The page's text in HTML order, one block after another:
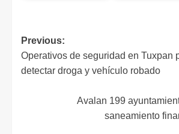
Previous:
Operativos de seguridad en Tuxpan
detectar droga y vehículo robado
Avalan 199
saneamiento